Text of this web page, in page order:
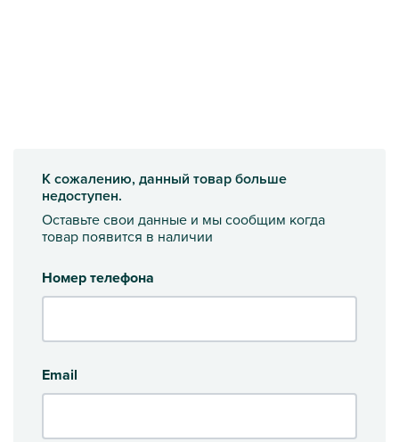
К сожалению, данный товар больше
недоступен.
Оставьте свои данные и мы сообщим когда
товар появится в наличии
Номер телефона
Email